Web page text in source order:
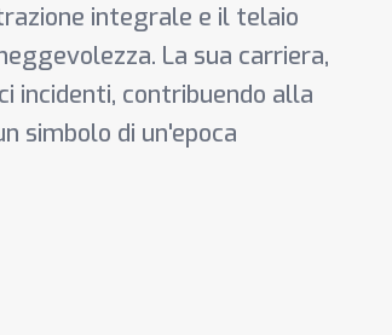
integrale e il telaio
La sua carriera,
incidenti, contribuendo alla
simbolo di un'epoca